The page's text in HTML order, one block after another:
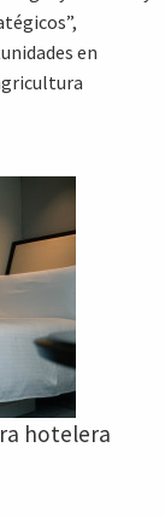
en
hotelera